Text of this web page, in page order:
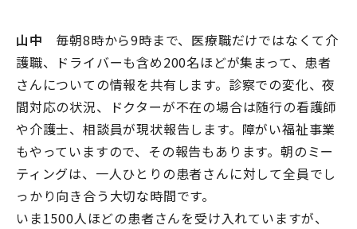
山中 毎朝8時から9時まで、医療職だけではなくて介
護職、ドライバーも含め200名ほどが集まって、患者
さんについての情報を共有します。診察での変化、夜
間対応の状況、ドクターが不在の場合は随行の看護師
や介護士、相談員が現状報告します。障がい福祉事業
もやっていますので、その報告もあります。朝のミー
ティングは、一人ひとりの患者さんに対して全員でし
っかり向き合う大切な時間です。
いま1500人ほどの患者さんを受け入れていますが、